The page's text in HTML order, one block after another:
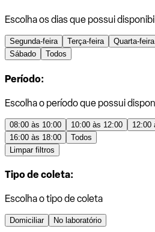
Escolha os dias que possui
Segunda-feira Terça-feira Quarta-feira
Sábado
Todos
Período:
Escolha o período que possui
08:00 às 10:00 10:00 às 12:00 12:00
16:00 às 18:00
Todos
Limpar filtros
Tipo de coleta:
Escolha o tipo de coleta
Domiciliar No laboratório